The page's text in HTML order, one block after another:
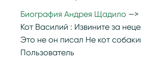
Биография Андрея Щадило
Кот Василий : Извините за
Это не он писал Не кот
Пользователь